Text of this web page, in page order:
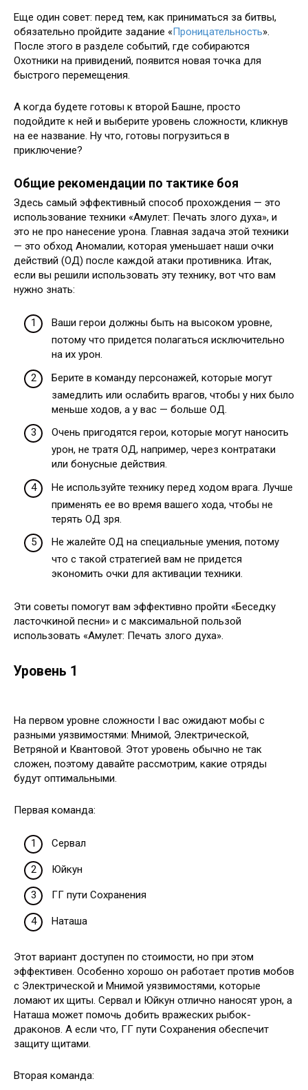
Еще один совет: перед тем, как приниматься за битвы,
обязательно пройдите задание «Проницательность».
После этого в разделе событий, где собираются
Охотники на привидений, появится новая точка для
быстрого перемещения.
А когда будете готовы к второй Башне, просто
подойдите к ней и выберите уровень сложности, кликнув
на ее название. Ну что, готовы погрузиться в
приключение?
Общие рекомендации по тактике боя
Здесь самый эффективный способ прохождения — это
использование техники «Амулет: Печать злого духа», и
это не про нанесение урона. Главная задача этой техники
— это обход Аномалии, которая уменьшает наши очки
действий (ОД) после каждой атаки противника. Итак,
если вы решили использовать эту технику, вот что вам
нужно знать:
Ваши герои должны быть на высоком уровне,
потому что придется полагаться исключительно
на их урон.
Берите в команду персонажей, которые могут
замедлить или ослабить врагов, чтобы у них было
меньше ходов, а у вас — больше ОД.
Очень пригодятся герои, которые могут наносить
урон, не тратя ОД, например, через контратаки
или бонусные действия.
Не используйте технику перед ходом врага. Лучше
применять ее во время вашего хода, чтобы не
терять ОД зря.
Не жалейте ОД на специальные умения, потому
что с такой стратегией вам не придется
экономить очки для активации техники.
Эти советы помогут вам эффективно пройти «Беседку
ласточкиной песни» и с максимальной пользой
использовать «Амулет: Печать злого духа».
Уровень 1
На первом уровне сложности I вас ожидают мобы с
разными уязвимостями: Мнимой, Электрической,
Ветряной и Квантовой. Этот уровень обычно не так
сложен, поэтому давайте рассмотрим, какие отряды
будут оптимальными.
Первая команда:
Сервал
Юйкун
ГГ пути Сохранения
Наташа
Этот вариант доступен по стоимости, но при этом
эффективен. Особенно хорошо он работает против мобов
с Электрической и Мнимой уязвимостями, которые
ломают их щиты. Сервал и Юйкун отлично наносят урон, а
Наташа может помочь добить вражеских рыбок-
драконов. А если что, ГГ пути Сохранения обеспечит
защиту щитами.
Вторая команда: